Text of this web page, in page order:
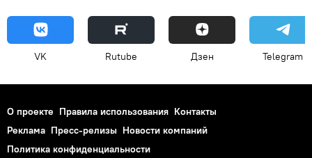
VK Rutube Дзен Telegram
О проекте Правила использования Контакты
Реклама Пресс-релизы Новости компаний
Политика конфиденциальности